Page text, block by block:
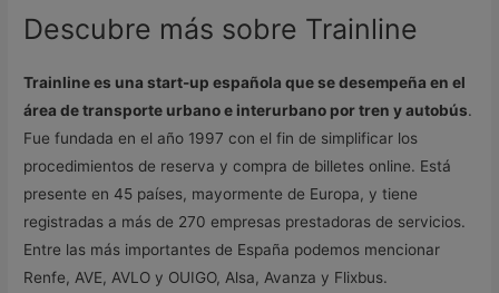
Descubre más sobre Trainline
Trainline es una start-up española que se desempeña en el
área de transporte urbano e interurbano por tren y autobús.
Fue fundada en el año 1997 con el fin de simplificar los
procedimientos de reserva y compra de billetes online. Está
presente en 45 países, mayormente de Europa, y tiene
registradas a más de 270 empresas prestadoras de servicios.
Entre las más importantes de España podemos mencionar
Renfe, AVE, AVLO y OUIGO, Alsa, Avanza y Flixbus.